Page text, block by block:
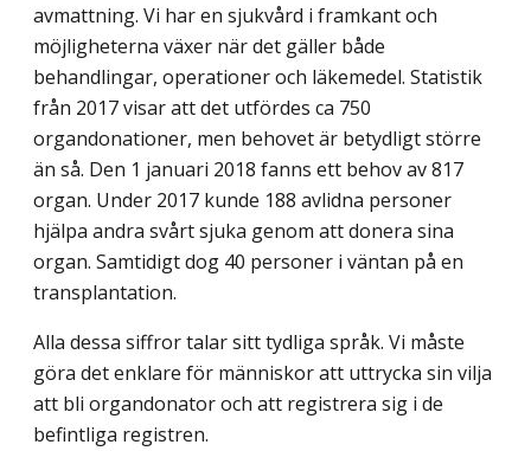
avmattning. Vi har en sjukvård i framkant och
möjligheterna växer när det gäller både
behandlingar, operationer och läkemedel. Statistik
från 2017 visar att det utfördes ca 750
organdonationer, men behovet är betydligt större
än så. Den 1 januari 2018 fanns ett behov av 817
organ. Under 2017 kunde 188 avlidna personer
hjälpa andra svårt sjuka genom att donera sina
organ. Samtidigt dog 40 personer i väntan på en
transplantation.
Alla dessa siffror talar sitt tydliga språk. Vi måste
göra det enklare för människor att uttrycka sin vilja
att bli organdonator och att registrera sig i de
befintliga registren.